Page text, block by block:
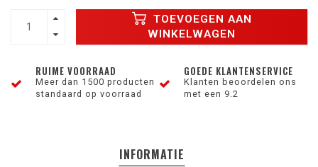
TOEVOEGEN AAN
WINKELWAGEN
RUIME VOORRAAD
Meer dan 1500 producten
standaard op voorraad
GOEDE KLANTENSERVICE
Klanten beoordelen ons
met een 9.2
INFORMATIE